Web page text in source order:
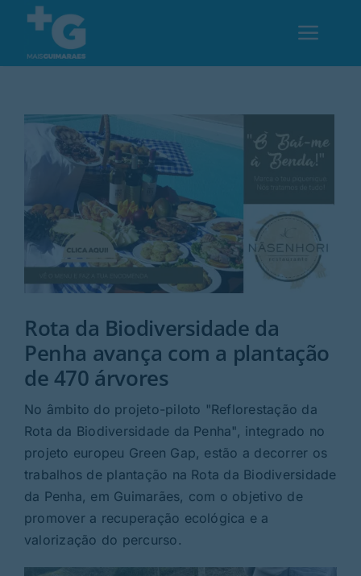
content
Desporto
Rubricas
Jornal
Revista
Search
For:
Rota da Biodiversidade da
Penha avança com a plantação
de 470 árvores
No âmbito do projeto-piloto "Reflorestação da
Rota da Biodiversidade da Penha", integrado no
projeto europeu Green Gap, estão a decorrer os
trabalhos de plantação na Rota da Biodiversidade
da Penha, em Guimarães, com o objetivo de
promover a recuperação ecológica e a
valorização do percurso.